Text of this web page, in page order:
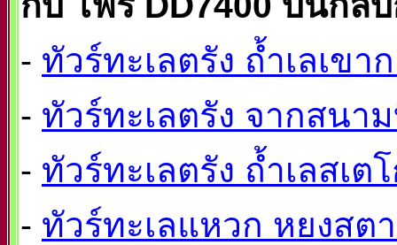
- ทัวร์ทะเลตรัง ถ้ำเลเข
- ทัวร์ทะเลตรัง จากสนา
- ทัวร์ทะเลตรัง ถ้ำเลสเ
- ทัวร์ทะเลแหวก หยงสต